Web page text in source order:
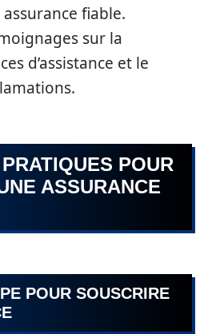
fiable.
sur la
d’assistance et le
POUR
ASSURANCE
POUR SOUSCRIRE